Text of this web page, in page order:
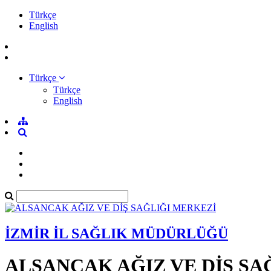
Türkçe
English
Türkçe
Türkçe
English
İZMİR İL SAĞLIK MÜDÜRLÜĞÜ
ALSANCAK AĞIZ VE DİŞ